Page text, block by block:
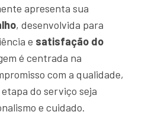
apresenta sua
, desenvolvida para
e satisfação do
é centrada na
com a qualidade,
do serviço seja
e cuidado.